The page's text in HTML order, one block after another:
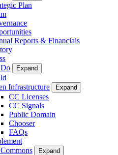
Plan
Reports & Financials
Expand
Infrastructure
Expand
CC Licenses
CC Signals
Public Domain
Chooser
FAQs
Expand